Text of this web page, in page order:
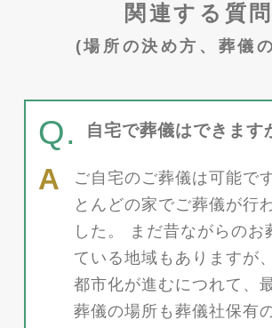
関連する質問
(場所の決め方、葬儀
Q. 自宅で葬儀はできます
ご自宅のご葬儀は可能で
とんどの家でご葬儀が行
した。 まだ昔ながらのお
ている地域もありますが
都市化が進むにつれて、
葬儀の場所も葬儀社保有